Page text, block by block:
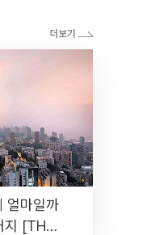
얼마일까
지 [THE